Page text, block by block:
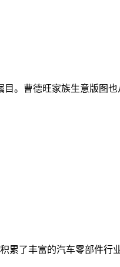
。曹德旺家族生意版图
累了丰富的汽车零部件行业